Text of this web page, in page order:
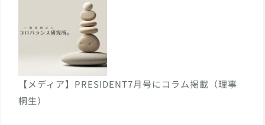
【メディア】PRESIDENT7月号にコラム掲載（理事
桐生）